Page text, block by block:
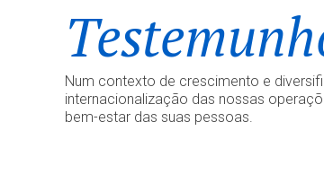
Num contexto de crescimento e
internacionalização das nossas
bem-estar das suas pessoas.